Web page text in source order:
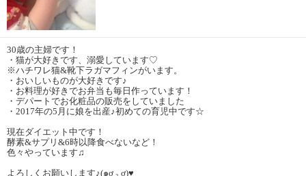
30歳の主婦です！
・猫が大好きです、溺愛しています♡
※ハチワレ猫&靴下ラガマフィンがいます。
・おいしいものが大好きです♪
・お料理が好きでお弁当も毎日作っています！
・デパートでお化粧品の販売をしていました
・2017年の5月に娘を出産♪初めての育児中です☆
現在ダイエット中です！
酵素&サプリ&6時以降食べないなど！
色々やっています♫
よろしくお願いします♪(๑ơ ₃ ơ)♥